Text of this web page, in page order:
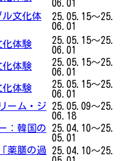
06.01
ル文化体
25.05.15～25.
06.01
化体験
25.05.15～25.
06.01
化体験
25.05.15～25.
06.01
化体験
25.05.15～25.
06.01
ーム・ジ
25.05.09～25.
06.18
：韓国の
25.04.10～25.
05.01
薬膳の過
25.04.10～25.